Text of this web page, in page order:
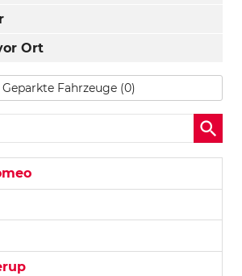
Ort
Geparkte Fahrzeuge (0)